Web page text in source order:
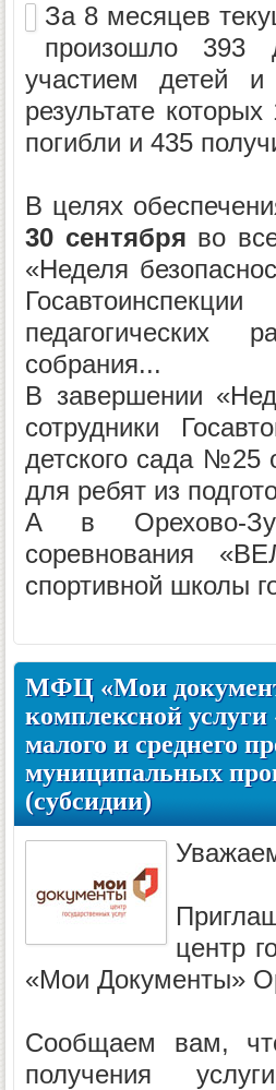
За 8 месяцев
произошло 393
участием детей
результате
погибли и 435
В целях
30 сентября во
«Неделя
педагогических
собрания...
В завершении
сотрудники
детского сада №25
для ребят из
А в Орехово-
соревнования
спортивной школы
МФЦ «Мои
комплексной
малого и среднего
муниципальных
(субсидии)
центр
«Мои Документы»
Сообщаем вам,
получения